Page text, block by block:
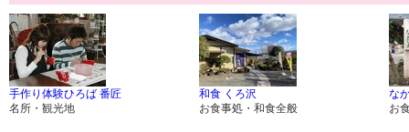
手作り体験ひろば 番匠
名所・観光地
和食 くろ沢
お食事処・和食全般
な
お